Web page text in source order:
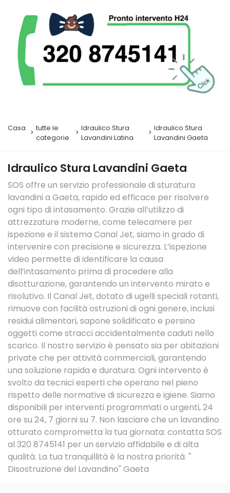
Casa
tutte le
categorie
Idraulico Stura
Lavandini Latina
Idraulico Stura
Lavandini Gaeta
Idraulico Stura Lavandini Gaeta
SOS offre un servizio professionale di sturatura
lavandini a Gaeta, rapido ed efficace per risolvere
ogni tipo di intasamento. Grazie all’utilizzo di
attrezzature moderne, come telecamere per
ispezione e il sistema Canal Jet, siamo in grado di
intervenire con precisione e sicurezza. L’ispezione
video permette di identificare la causa
dell’intasamento prima di procedere alla
disotturazione, garantendo un intervento mirato e
risolutivo. Il Canal Jet, dotato di ugelli speciali rotanti,
rimuove con facilità ostruzioni di ogni genere, inclusi
residui alimentari, sapone solidificato e persino
oggetti come stracci accidentalmente caduti nello
scarico. Il nostro servizio è pensato sia per abitazioni
private che per attività commerciali, garantendo
una soluzione rapida e duratura. Ogni intervento è
svolto da tecnici esperti che operano nel pieno
rispetto delle normative di sicurezza e igiene. Siamo
disponibili per interventi programmati o urgenti, 24
ore su 24, 7 giorni su 7. Non lasciare che un lavandino
otturato comprometta la tua giornata: contatta SOS
al 320 8745141 per un servizio affidabile e di alta
qualità. La tua tranquillità è la nostra priorità. "
Disostruzione del Lavandino" Gaeta